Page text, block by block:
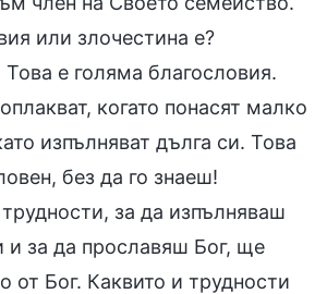
или злочестина е?
е голяма благословия.
когато понасят малко
изпълняват дълга си. Това
без да го знаеш!
за да изпълняваш
и за да прославяш Бог, ще
от Бог. Каквито и трудности